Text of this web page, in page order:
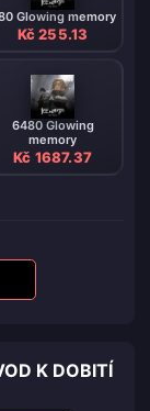
Glowing memory
Kč 255.13
6480 Glowing
memory
Kč 1687.37
K DOBITÍ